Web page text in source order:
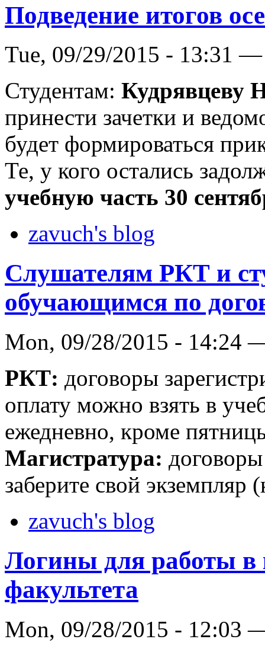
Подведение итогов
Tue, 09/29/2015 - 13:31 —
Студентам: Кудрявцеву
принести зачетки и
будет формироваться
Те, у кого остались
учебную часть 30
zavuch's blog
Слушателям РКТ и
обучающимся по
Mon, 09/28/2015 - 14:24
РКТ: договоры
оплату можно взять в
ежедневно, кроме
Магистратура:
заберите свой экземпляр
zavuch's blog
Логины для работы в
факультета
Mon, 09/28/2015 - 12:03